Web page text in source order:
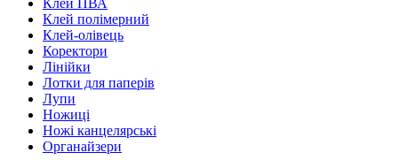
Клей ПВА
Клей полімерний
Клей-олівець
Коректори
Лінійки
Лотки для паперів
Лупи
Ножиці
Ножі канцелярські
Органайзери